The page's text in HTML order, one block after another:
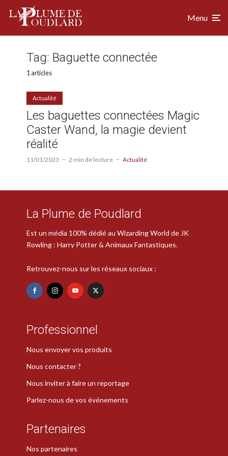
Menu
Tag: Baguette connectée
1 articles
Actualité
Les baguettes connectées Magic
Caster Wand, la magie devient
réalité
11/01/2023 2 min de lecture Actualité
La Plume de Poudlard
Est un média 100% dédié au Wizarding World de JK
Rowling : Harry Potter & Animaux Fantastiques.
Retrouvez-nous sur les réseaux sociaux :
Professionnel
Nous envoyer vos produits
Nous contacter ?
Nous inviter à faire un reportage
Parlez-nous de vos événements
Partenaires
Nos partenaires